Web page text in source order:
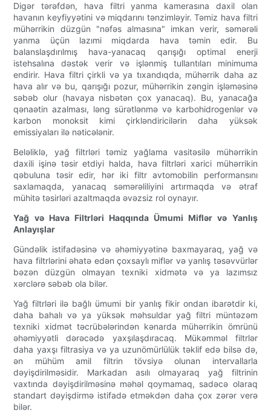
Digər tərəfdən, hava filtri yanma kamerasına daxil olan
havanın keyfiyyətini və miqdarını tənzimləyir. Təmiz hava filtri
mühərrikin düzgün "nəfəs almasına" imkan verir, səmərəli
yanma üçün lazımi miqdarda hava təmin edir. Bu
balanslaşdırılmış hava-yanacaq qarışığı optimal enerji
istehsalına dəstək verir və işlənmiş tullantıları minimuma
endirir. Hava filtri çirkli və ya tıxandıqda, mühərrik daha az
hava alır və bu, qarışığı pozur, mühərrikin zəngin işləməsinə
səbəb olur (havaya nisbətən çox yanacaq). Bu, yanacağa
qənaətin azalması, ləng sürətlənmə və karbohidrogenlər və
karbon monoksit kimi çirkləndiricilərin daha yüksək
emissiyaları ilə nəticələnir.
Beləliklə, yağ filtrləri təmiz yağlama vasitəsilə mühərrikin
daxili işinə təsir etdiyi halda, hava filtrləri xarici mühərrikin
qəbuluna təsir edir, hər iki filtr avtomobilin performansını
saxlamaqda, yanacaq səmərəliliyini artırmaqda və ətraf
mühitə təsirləri azaltmaqda əvəzsiz rol oynayır.
Yağ və Hava Filtrləri Haqqında Ümumi Miflər və Yanlış
Anlayışlar
Gündəlik istifadəsinə və əhəmiyyətinə baxmayaraq, yağ və
hava filtrlərini əhatə edən çoxsaylı miflər və yanlış təsəvvürlər
bəzən düzgün olmayan texniki xidmətə və ya lazımsız
xərclərə səbəb ola bilər.
Yağ filtrləri ilə bağlı ümumi bir yanlış fikir ondan ibarətdir ki,
daha bahalı və ya yüksək məhsuldar yağ filtri müntəzəm
texniki xidmət təcrübələrindən kənarda mühərrikin ömrünü
əhəmiyyətli dərəcədə yaxşılaşdıracaq. Mükəmməl filtrlər
daha yaxşı filtrasiya və ya uzunömürlülük təklif edə bilsə də,
ən mühüm amil filtrin tövsiyə olunan intervallarla
dəyişdirilməsidir. Markadan asılı olmayaraq yağ filtrinin
vaxtında dəyişdirilməsinə məhəl qoymamaq, sadəcə olaraq
standart dəyişdirmə istifadə etməkdən daha çox zərər verə
bilər.